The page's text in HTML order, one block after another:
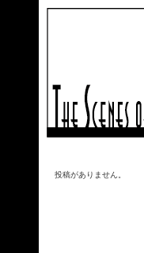
投稿がありません。